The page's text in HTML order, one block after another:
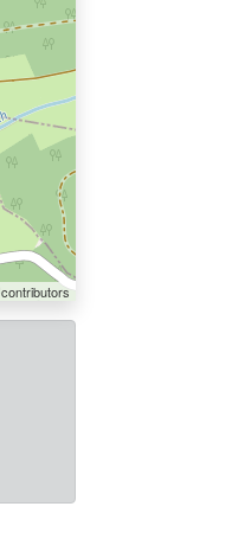
contributors